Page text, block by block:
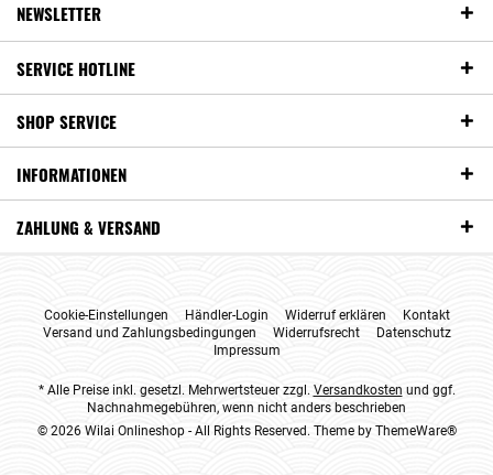
NEWSLETTER
SERVICE HOTLINE
SHOP SERVICE
INFORMATIONEN
ZAHLUNG & VERSAND
Cookie-Einstellungen Händler-Login Widerruf erklären
Kontakt
Versand und Zahlungsbedingungen
Widerrufsrecht
Datenschutz
Impressum
* Alle Preise inkl. gesetzl. Mehrwertsteuer zzgl. Versandkosten und ggf.
Nachnahmegebühren, wenn nicht anders beschrieben
© 2026 Wilai Onlineshop - All Rights Reserved. Theme by ThemeWare®